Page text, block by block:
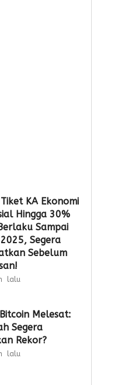
KA Ekonomi
Hingga 30%
Sampai
Segera
Sebelum
lalu
Melesat:
Segera
Rekor?
lalu